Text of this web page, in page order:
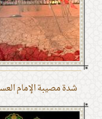
شدة مصيبة الإمام